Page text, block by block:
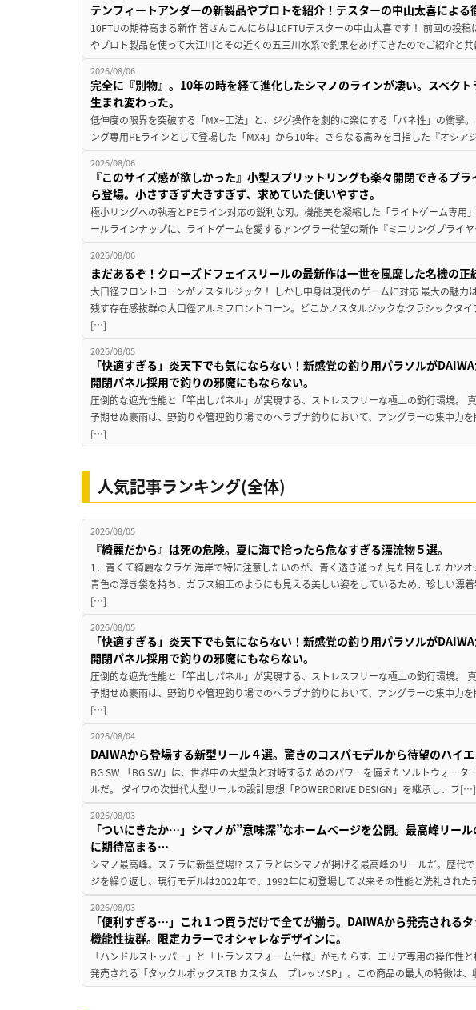
テンフィートアンダーの新製品やプロトを紹介！テスターの中山太喜による
10FTUの期待高まる新作 皆さんこんにちは10FTUテスターの中山太喜です！ 前回の投稿
やプロト製品を使って大江川とその近くの五三川水系で釣果をあげてきたのでご紹介と
2026/08/06
完全に『別物』。10年の時を経て進化したシマノのラインが凄い。スペクト
生まれ変わった。
低伸度の限界を突破する「MX+工法」と、ジグ操作を劇的に楽にする「バネ性」の衝撃
ング専用PEラインとして登場した「MX4」から10年。さらなる高みを目指した『オシア
2026/08/06
『このサイズ感が欲しかった』小型スプリットリングも楽々開閉できるプ
ら登場。小さすぎず大きすぎず、求めていた使いやすさ。
極小リングへの執着とPEライン対応の鋭利な刃。機能美を凝縮した「ライトゲーム専用
ールラインナップに、ライトゲームを愛するアングラー待望の新作『ミニリングプライ
2026/08/06
まだあるぞ！クローズドフェイスリールの最新作は一世を風靡した名機の正
大口径フロントコーンがノスタルジック！ しかし中身は現代のゲームに対応 最大の魅力
残す存在感抜群の大口径アルミフロントコーン。どこかノスタルジックなクラシックタイ
[…]
2026/08/05
「快適すぎる」炎天下でも気にならない！新感覚の釣り用パラソルが
開閉パネル採用で釣りの邪魔にもならない。
圧倒的な遮光性能と「竿出しパネル」が実現する、ストレスフリーな極上の釣行環境。
予期せぬ豪雨は、野釣りや管理釣り場でのヘラブナ釣りにおいて、アングラーの集中力を
[…]
人気記事ランキング(全体)
2026/08/05
『綺麗だから』は死の危険。夏に海で拾ったら危なすぎる漂流物５選。
1．青くて綺麗なクラゲ 海岸で特に注意したいのが、青く透き通った見た目をしたカツ
青色の浮き袋を持ち、ガラス細工のようにも見える美しい姿をしているため、珍しい漂
[…]
2026/08/05
「快適すぎる」炎天下でも気にならない！新感覚の釣り用パラソルが
開閉パネル採用で釣りの邪魔にもならない。
圧倒的な遮光性能と「竿出しパネル」が実現する、ストレスフリーな極上の釣行環境。
予期せぬ豪雨は、野釣りや管理釣り場でのヘラブナ釣りにおいて、アングラーの集中力を
[…]
2026/08/04
DAIWAから登場する新型リール４選。驚きのコスパモデルから待望のハイエ
BG SW 「BG SW」は、世界中の大型魚と対峙するためのパワーを備えたソルトウォータ
ルだ。 ダイワの次世代大型リールの設計思想「POWERDRIVE DESIGN」を継承し、フ[…]
2026/08/03
「ついにきたか…」シマノが”意味深”なホームページを公開。最高峰リー
に期待高まる…
シマノ最高峰。ステラに新型登場!? ステラとはシマノが掲げる最高峰のリールだ。歴代
ジを繰り返し、現行モデルは2022年で、1992年に初登場して以来その性能と洗礼され
2026/08/03
「便利すぎる…」これ１つ買うだけで全てが揃う。DAIWAから発売される
機能性抜群。限定カラーでオシャレなデザインに。
「ハンドルストッパー」と「トランスフォーム仕様」がもたらす、エリア専用の操作性
発売される「タックルボックスTB カスタム プレッソSP」。この商品の最大の特徴は